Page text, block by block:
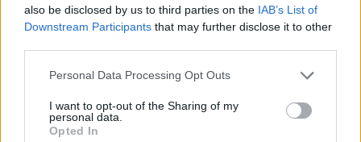
also be disclosed by us to third parties on the IAB’s List of
Downstream Participants that may further disclose it to other
Personal Data Processing Opt Outs
I want to opt-out of the Sharing of my
personal data.
Opted In